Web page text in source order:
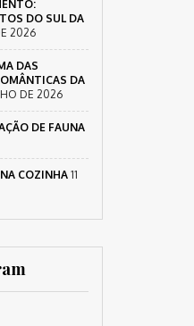
DO SUL DA
2026
DAS
DA
DE 2026
DE FAUNA
COZINHA 11